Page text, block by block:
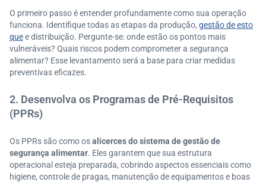
O primeiro passo é entender profundamente como sua operação
funciona. Identifique todas as etapas da produção, gestão de esto
quee distribuição. Pergunte-se: onde estão os pontos mais
vulneráveis? Quais riscos podem comprometer a segurança
alimentar? Esse levantamento será a base para criar medidas
preventivas eficazes.
2. Desenvolva os Programas de Pré-Requisitos
(PPRs)
Os PPRs são como osalicerces do sistema de gestão de
segurança alimentar. Eles garantem que sua estrutura
operacional esteja preparada, cobrindo aspectos essenciais como
higiene, controle de pragas, manutenção de equipamentos e boas